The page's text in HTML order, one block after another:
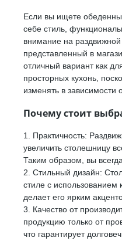
Если вы ищете
себе стиль,
внимание на
представленный в
отличный вариант как
просторных кухонь,
изменять в зависимости
Почему стоит
1. Практичность:
увеличить столешницу
Таким образом, вы
2. Стильный дизайн:
стиле с использованием
делает его ярким
3. Качество от
продукцию только от
что гарантирует